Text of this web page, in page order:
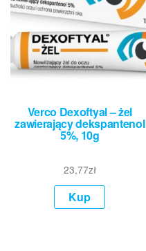
Verco Dexoftyal – żel
zawierający dekspantenol
5%, 10g
23,77zł
Kup